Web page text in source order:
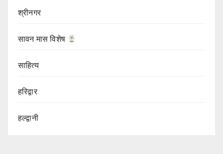
श्रीनगर
सावन मास विशेष
साहित्य
हरिद्वार
हल्द्वानी